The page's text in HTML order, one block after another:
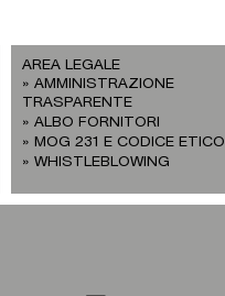
AREA LEGALE
AMMINISTRAZIONE
TRASPARENTE
ALBO FORNITORI
MOG 231 E CODICE ETICO
WHISTLEBLOWING